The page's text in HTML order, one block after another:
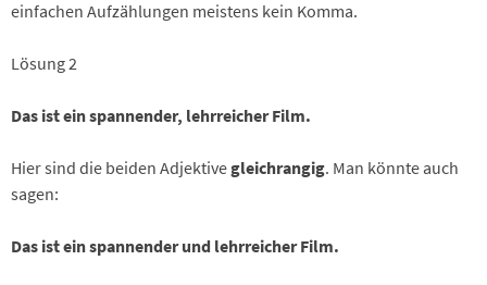
einfachen Aufzählungen meistens kein Komma.
Lösung 2
Das ist ein spannender, lehrreicher Film.
Hier sind die beiden Adjektivegleichrangig. Man könnte auch
sagen:
Das ist ein spannender und lehrreicher Film.